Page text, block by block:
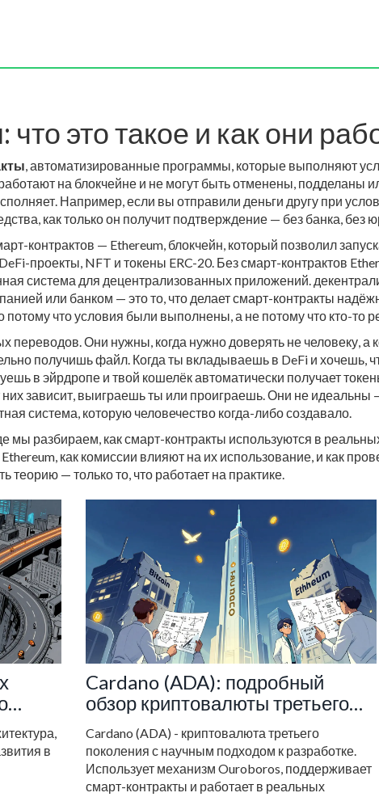
это такое и как они
,автоматизированные программы, которые выполняют
на блокчейне и не могут быть отменены, подделаны
Например, если вы отправили деньги другу при
как только он получит подтверждение — без банка, без
контрактов — Ethereum, блокчейн, который позволил
проекты, NFT и токены ERC-20. Без смарт-контрактов
система для децентрализованных приложений.
или банком — это то, что делает смарт-контракты
потому что условия были выполнены, а не потому что кто-то
Они нужны, когда нужно доверять не человеку, а
получишь файл. Когда ты вкладываешь в DeFi и хочешь,
в эйрдропе и твой кошелёк автоматически получает
зависит, выиграешь ты или проиграешь. Они не
система, которую человечество когда-либо создавало.
мы разбираем, как смарт-контракты используются в
как комиссии влияют на их использование, и как
теорию — только то, что работает на практике.
в
Cardano (ADA): подробный
обзор криптовалюты третьего
поколения
Cardano (ADA) - криптовалюта третьего
поколения с научным подходом к разработке.
Использует механизм Ouroboros, поддерживает
смарт-контракты и работает в реальных